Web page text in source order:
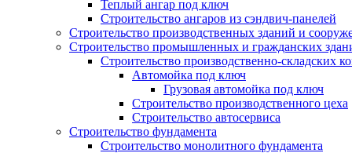
Теплый ангар под ключ
Строительство ангаров из сэндвич-панелей
Строительство производственных зданий и
Строительство промышленных и гражданских
Строительство производственно-складских
Автомойка под ключ
Грузовая автомойка под ключ
Строительство производственного цеха
Строительство автосервиса
Строительство фундамента
Строительство монолитного фундамента